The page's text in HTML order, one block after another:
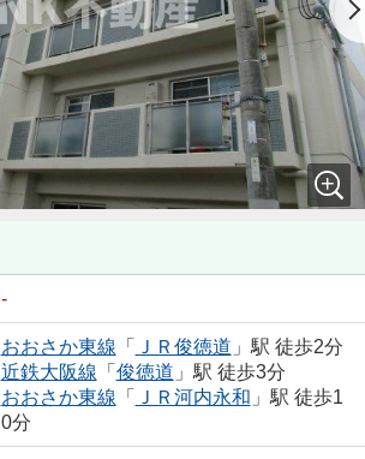
-
おおさか東線 「 ＪＲ俊徳道 」駅 徒歩2分
近鉄大阪線 「 俊徳道 」駅 徒歩3分
おおさか東線 「 ＪＲ河内永和 」駅 徒歩1
0分